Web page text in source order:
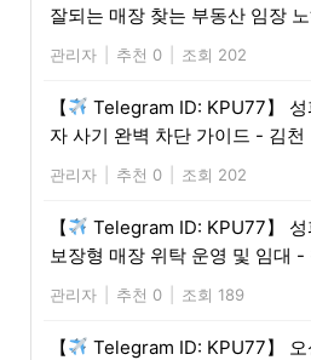
잘되는 매장 찾는 부동산 임장
관리자 추천 0 조회 202
【
Telegram ID: KPU77】
자 사기 완벽 차단 가이드 - 김천
관리자 추천 0 조회 202
【
Telegram ID: KPU77】
보장형 매장 위탁 운영 및 임대 -
관리자 추천 0 조회 189
【
Telegram ID: KPU77】